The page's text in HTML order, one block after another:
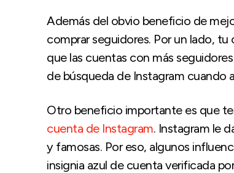
Además del obvio beneficio de
comprar seguidores. Por un lado,
que las cuentas con más
de búsqueda de Instagram cuando
Otro beneficio importante es que
cuenta de Instagram. Instagram le
y famosas. Por eso, algunos
insignia azul de cuenta verificada